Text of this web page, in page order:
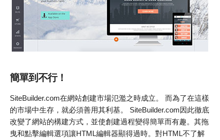
簡單到不行！
SiteBuilder.com在網站創建市場氾濫之時成立。 而為了在這樣
的市場中生存，就必須善用其利基。 SiteBuilder.com因此徹底
改變了網站的構建方式，並使創建過程變得簡單而有趣。其拖
曳和點擊編輯選項讓HTML編輯器顯得過時。對HTML不了解